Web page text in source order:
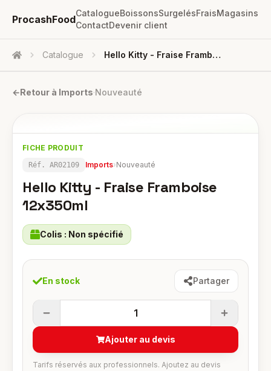
ProcashFood
CatalogueBoissonsSurgelésFraisMagasins
ContactDevenir client
Accueil Catalogue Hello Kitty - Fraise Framboise 12x350ml
←Retour à Imports·Nouveauté
FICHE PRODUIT
Réf. AR02109 Imports›Nouveauté
Hello Kitty - Fraise Framboise
12x350ml
Colis : Non spécifié
En stock Partager
1
Ajouter au devis
Tarifs réservés aux professionnels. Ajoutez au devis